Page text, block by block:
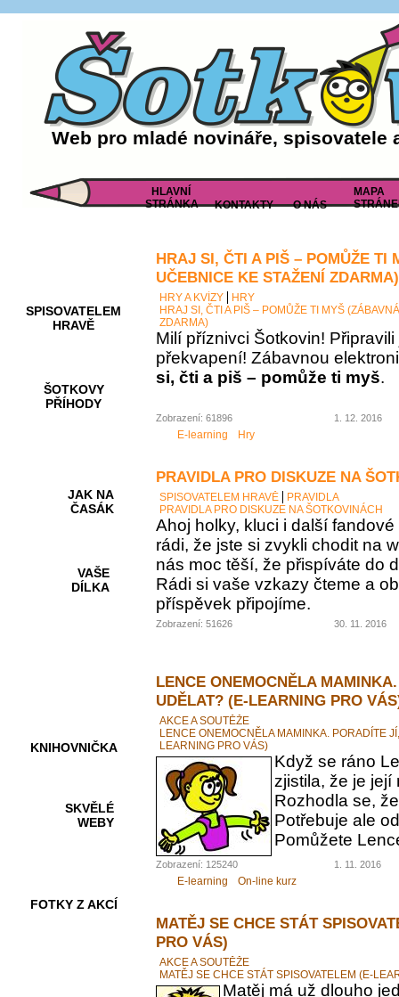
Web pro mladé novináře, spisovatele
HLAVNÍ
STRÁNKA
KONTAKTY O NÁS
MAPA
SPISOVATELEM
HRAVĚ
ŠOTKOVY
PŘÍHODY
JAK NA
ČASÁK
VAŠE
DÍLKA
KNIHOVNIČKA
SKVĚLÉ
WEBY
FOTKY Z AKCÍ
HRAJ SI, ČTI A PIŠ – POMŮŽE TI
UČEBNICE KE STAŽENÍ ZDARMA)
HRY A KVÍZY
HRY
HRAJ SI, ČTI A PIŠ – POMŮŽE TI MYŠ
ZDARMA)
Milí příznivci Šotkovin!
překvapení! Zábavnou
si, čti a piš – pomůže ti myš.
Zobrazení: 61896 1. 12. 2016
E-learning Hry
PRAVIDLA PRO DISKUZE NA
SPISOVATELEM HRAVĚ
PRAVIDLA
PRAVIDLA PRO DISKUZE NA ŠOTKOVINÁCH
Ahoj holky, kluci i další
rádi, že jste si zvykli chodit na
nás moc těší, že přispíváte do
Rádi si vaše vzkazy čteme a
příspěvek připojíme.
Zobrazení: 51626 30. 11. 2016
LENCE ONEMOCNĚLA
UDĚLAT? (E-LEARNING PRO
AKCE A SOUTĚŽE
LENCE ONEMOCNĚLA MAMINKA. PORADÍTE
LEARNING PRO VÁS)
Když se ráno
zjistila, že je její
Rozhodla se,
Potřebuje ale
Pomůžete
Zobrazení: 125240 1. 11. 2016
E-learning On-line kurz
MATĚJ SE CHCE STÁT
PRO VÁS)
AKCE A SOUTĚŽE
MATĚJ SE CHCE STÁT SPISOVATELEM (E-
Matěj má už dlouho